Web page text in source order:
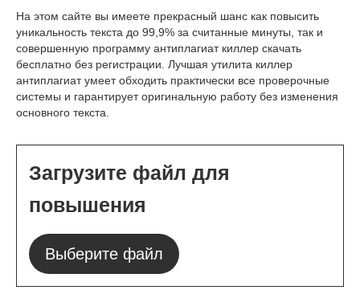
На этом сайте вы имеете прекрасный шанс как повысить
уникальность текста до 99,9% за считанные минуты, так и
совершенную программу антиплагиат киллер скачать
бесплатно без регистрации. Лучшая утилита киллер
антиплагиат умеет обходить практически все проверочные
системы и гарантирует оригинальную работу без изменения
основного текста.
Загрузите файл для
повышения
Выберите файл